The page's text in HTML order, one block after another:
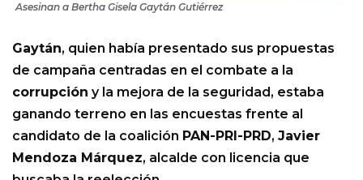
Asesinan a Bertha Gisela Gaytán Gutiérrez
Gaytán, quien había presentado sus propuestas
de campaña centradas en el combate a la
corrupción y la mejora de la seguridad, estaba
ganando terreno en las encuestas frente al
candidato de la coalición PAN-PRI-PRD, Javier
Mendoza Márquez, alcalde con licencia que